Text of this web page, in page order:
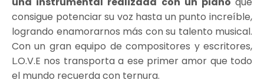
consigue potenciar su voz hasta un punto increíble,
logrando enamorarnos más con su talento musical.
Con un gran equipo de compositores y escritores,
L.O.V.E nos transporta a ese primer amor que todo
el mundo recuerda con ternura.